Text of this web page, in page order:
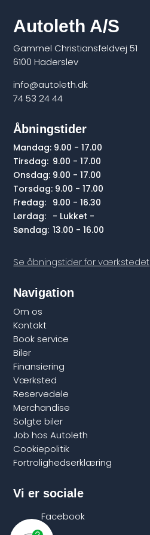
Autoleth A/S
Gammel Christiansfeldvej 51
6100 Haderslev
info@autoleth.dk
74 53 24 44
Åbningstider
Mandag: 9.00 - 17.00
Tirsdag: 9.00 - 17.00
Onsdag: 9.00 - 17.00
Torsdag: 9.00 - 17.00
Fredag: 9.00 - 16.30
Lørdag: - Lukket -
Søndag: 13.00 - 16.00
Se åbningstider for værkstedet
Navigation
Om os
Kontakt
Book service
Biler
Finansiering
Værksted
Reservedele
Merchandise
Solgte biler
Job hos Autoleth
Cookiepolitik
Fortrolighedserklæring
Vi er sociale
Facebook